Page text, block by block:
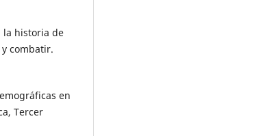
la historia de
combatir.
en
Tercer